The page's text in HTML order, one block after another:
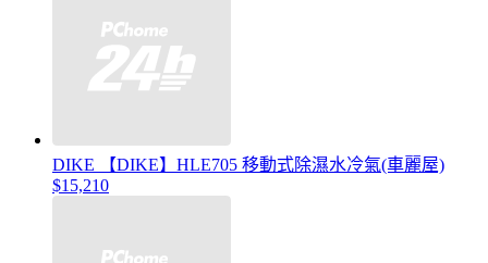
DIKE 【DIKE】HLE705 移動式除濕水冷氣(車麗屋)
$15,210